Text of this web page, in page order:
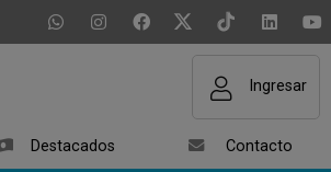
Ingresar
Destacados Contacto